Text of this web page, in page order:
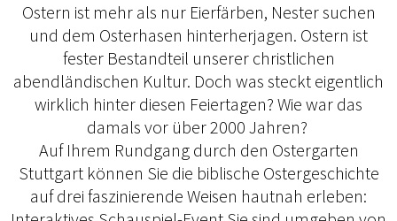
Ostern ist mehr als nur Eierfärben, Nester suchen
und dem Osterhasen hinterherjagen. Ostern ist
fester Bestandteil unserer christlichen
abendländischen Kultur. Doch was steckt eigentlich
wirklich hinter diesen Feiertagen? Wie war das
damals vor über 2000 Jahren?
Auf Ihrem Rundgang durch den Ostergarten
Stuttgart können Sie die biblische Ostergeschichte
auf drei faszinierende Weisen hautnah erleben: